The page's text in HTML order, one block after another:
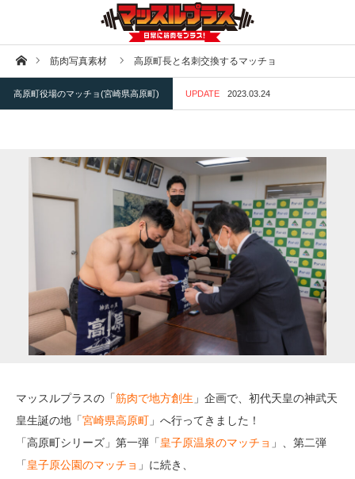
ホーム筋肉写真素材 高原町長と名刺交換するマッチョ
高原町役場のマッチョ(宮崎県高原町) UPDATE 2023.03.24
マッスルプラスの「筋肉で地方創生 」企画で、初代天皇の神武天
皇生誕の地「宮崎県高原町 」へ行ってきました！
「高原町シリーズ」第一弾「皇子原温泉のマッチョ 」、第二弾
「皇子原公園のマッチョ 」に続き、